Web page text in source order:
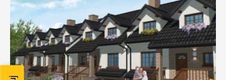
Garaż:
Jednostanowiskowy
Dach:
Dwuspadowy
Kąt nach. dachu:
35°
Odbicie lustrzane:
Tak